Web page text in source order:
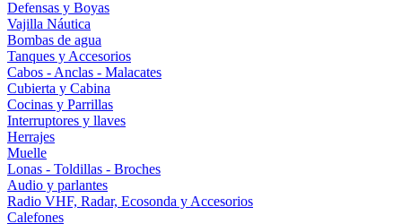
Defensas y Boyas
Vajilla Náutica
Bombas de agua
Tanques y Accesorios
Cabos - Anclas - Malacates
Cubierta y Cabina
Cocinas y Parrillas
Interruptores y llaves
Herrajes
Muelle
Lonas - Toldillas - Broches
Audio y parlantes
Radio VHF, Radar, Ecosonda y Accesorios
Calefones